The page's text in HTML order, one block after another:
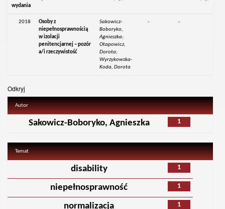
wydania
2018
Osoby z
niepełnosprawnością
w izolacji
penitencjarnej – pozór
a/i rzeczywistość
Sakowicz-
Boboryko,
Agnieszka;
Otapowicz,
Dorota;
Wyrzykowska-
Koda, Dorota
- -
Odkryj
Autor
1
Sakowicz-Boboryko, Agnieszka
Temat
1
disability
1
niepełnosprawność
1
normalizacja